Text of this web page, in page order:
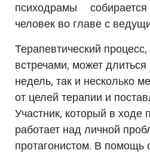
психодрамы
человек во главе с
Терапевтический
встречами, может длиться
недель, так и несколько
от целей терапии и
Участник, который в ходе
работает над личной
протагонистом. В помощь